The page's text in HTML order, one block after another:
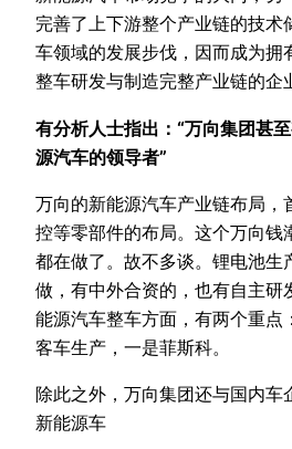
完善了上下游整个产业链的技术
车领域的发展步伐，因而成为拥
整车研发与制造完整产业链的企
有分析人士指出：“万向集团甚
源汽车的领导者”
万向的新能源汽车产业链布局，
控等零部件的布局。这个万向钱
都在做了。故不多谈。锂电池生
做，有中外合资的，也有自主研
能源汽车整车方面，有两个重点
客车生产，一是菲斯科。
除此之外，万向集团还与国内车
新能源车